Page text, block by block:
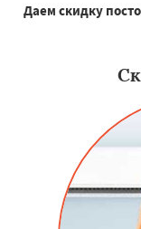
Даем скидку